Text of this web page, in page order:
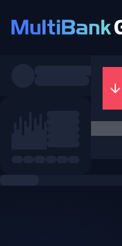
Tous